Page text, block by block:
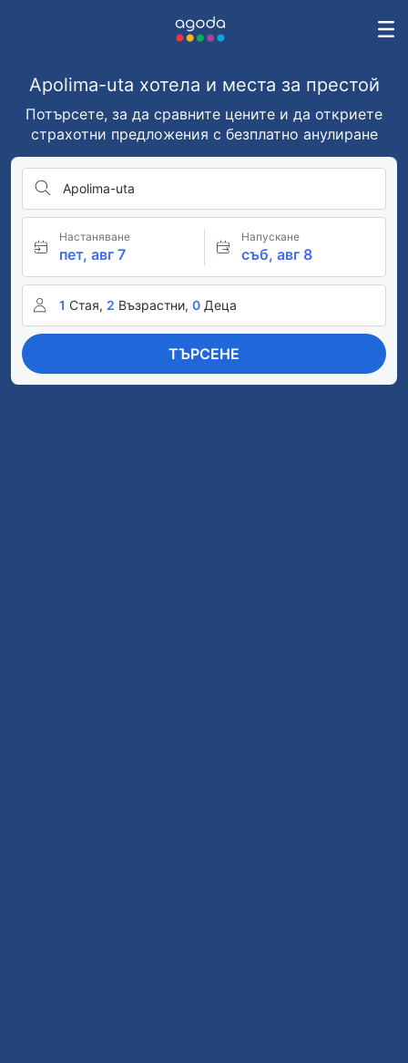
Apolima-uta хотела и места за престой
Потърсете, за да сравните цените и да откриете
страхотни предложения с безплатно анулиране
Apolima-uta
Настаняване
пет, авг 7
Напускане
съб, авг 8
1 Стая, 2 Възрастни, 0 Деца
ТЪРСЕНЕ